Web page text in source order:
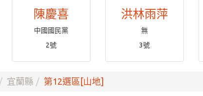
陳慶喜
中國國民黨
2號
洪林雨萍
無
3號
宜蘭縣 第12選區[山地]